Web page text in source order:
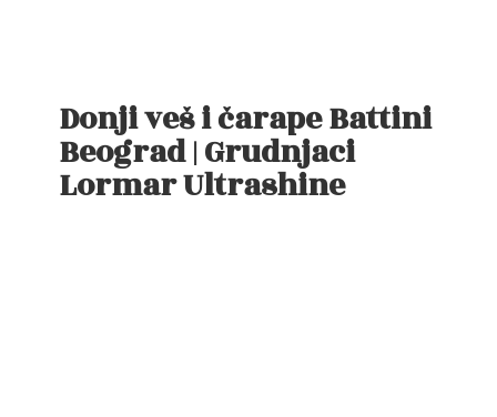
Donji veš i čarape Battini
Beograd | Grudnjaci
Lormar Ultrashine